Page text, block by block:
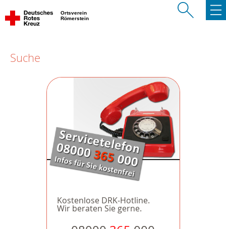
Ortsverein
Römerstein
Suche
Kostenlose DRK-Hotline.
Wir beraten Sie gerne.